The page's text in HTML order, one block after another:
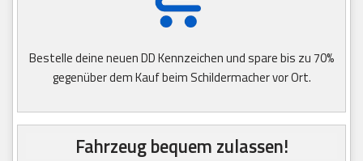
Bestelle deine neuen DD Kennzeichen und spare bis zu 70%
gegenüber dem Kauf beim Schildermacher vor Ort.
Fahrzeug bequem zulassen!